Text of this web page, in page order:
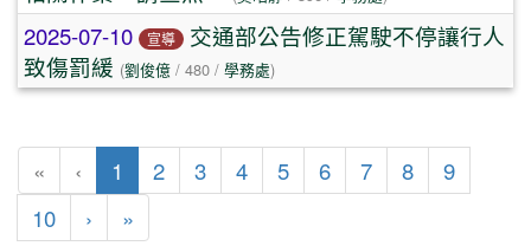
2025-07-10 宣導
交通部公告修正駕駛不停讓行人
致傷罰緩 (劉俊億 / 480 / 學務處)
« ‹ 1 (目前頁次)
2 3 4 5 6 7 8
9
10
› 下一頁
»